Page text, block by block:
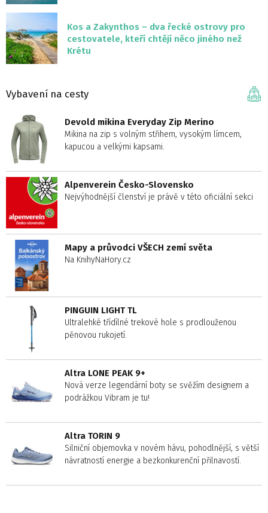
Kos a Zakynthos – dva řecké ostrovy pro
cestovatele, kteří chtějí něco jiného než
Krétu
Vybavení na cesty
Devold mikina Everyday Zip Merino
Mikina na zip s volným střihem, vysokým límcem,
kapucou a velkými kapsami.
Alpenverein Česko-Slovensko
Nejvýhodnější členství je právě v této oficiální sekci
Mapy a průvodci VŠECH zemí světa
Na KnihyNaHory.cz
PINGUIN LIGHT TL
Ultralehké třídílné trekové hole s prodlouženou
pěnovou rukojetí.
Altra LONE PEAK 9+
Nová verze legendární boty se svěžím designem a
podrážkou Vibram je tu!
Altra TORIN 9
Silniční objemovka v novém hávu, pohodlnější, s větší
návratností energie a bezkonkurenční přilnavostí.